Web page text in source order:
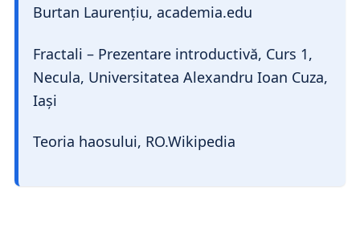
Burtan Laurențiu, academia.edu
Fractali – Prezentare introductivă, Curs 1,
Necula, Universitatea Alexandru Ioan Cuza,
Iași
Teoria haosului, RO.Wikipedia